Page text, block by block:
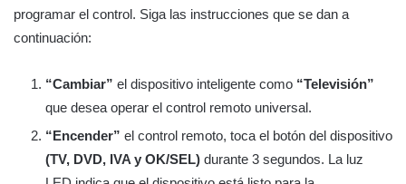
programar el control. Siga las instrucciones que se dan a
continuación:
“Cambiar” el dispositivo inteligente como “Televisión”
que desea operar el control remoto universal.
“Encender” el control remoto, toca el botón del dispositivo
(TV, DVD, IVA y OK/SEL) durante 3 segundos. La luz